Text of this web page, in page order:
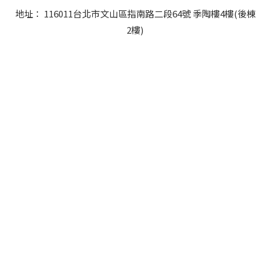
地址： 116011台北市文山區指南路二段64號 季陶樓4樓(後棟
2樓)